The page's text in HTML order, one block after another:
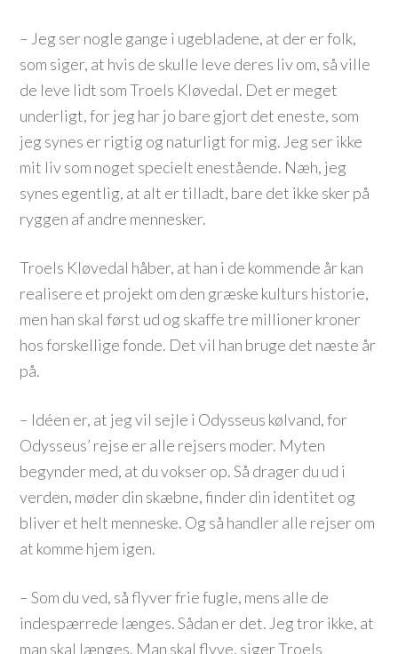
– Jeg ser nogle gange i ugebladene, at der er folk,
som siger, at hvis de skulle leve deres liv om, så ville
de leve lidt som Troels Kløvedal. Det er meget
underligt, for jeg har jo bare gjort det eneste, som
jeg synes er rigtig og naturligt for mig. Jeg ser ikke
mit liv som noget specielt enestående. Næh, jeg
synes egentlig, at alt er tilladt, bare det ikke sker på
ryggen af andre mennesker.
Troels Kløvedal håber, at han i de kommende år kan
realisere et projekt om den græske kulturs historie,
men han skal først ud og skaffe tre millioner kroner
hos forskellige fonde. Det vil han bruge det næste år
på.
– Idéen er, at jeg vil sejle i Odysseus kølvand, for
Odysseus’ rejse er alle rejsers moder. Myten
begynder med, at du vokser op. Så drager du ud i
verden, møder din skæbne, finder din identitet og
bliver et helt menneske. Og så handler alle rejser om
at komme hjem igen.
– Som du ved, så flyver frie fugle, mens alle de
indespærrede længes. Sådan er det. Jeg tror ikke, at
man skal længes. Man skal flyve, siger Troels